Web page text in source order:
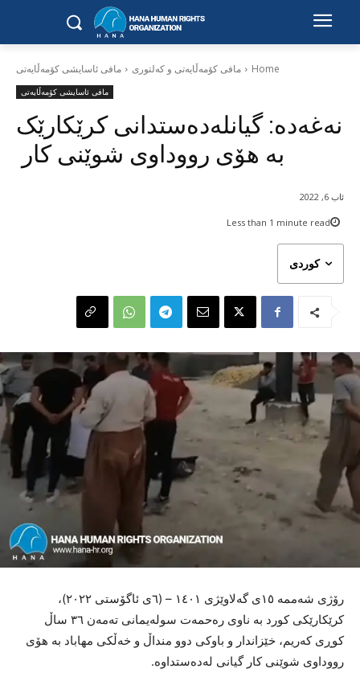
Home مافی کۆمەڵایەتی و کەلتوری مافی ئاسایشی کۆمەڵایەتی
مافی ئاسایشی کۆمەڵایەتی
نەغەدە: گیانلەدەستدانی کرێکارێک
بە هۆی رووداوی شوێنی کار
ئاب 6, 2022
Less than 1 minute read
کوردی
رۆژی شەممە ١٥ی گەلاوێژی ١٤٠١ – (٦ی ئاگۆستی ٢٠٢٢)،
کرێکارێکی کورد بە ناوی رەحمەت سولەیمانی تەمەن ٣٦ ساڵ
کوڕی کەریم، خێزاندار و باوکی دوو منداڵ و خەڵکی مهاباد بە هۆی
رووداوی شوێنی کار گیانی لەدەستداوە.